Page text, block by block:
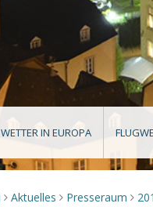
WETTER IN EUROPA
> Aktuelles > Presseraum >